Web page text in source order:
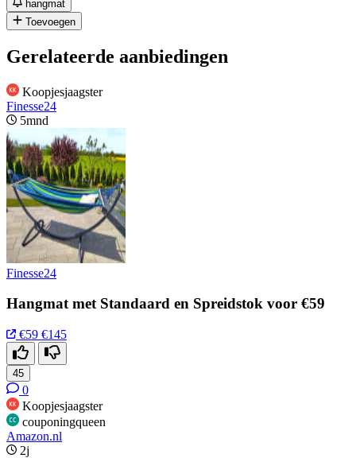
hangmat
Toevoegen
Gerelateerde aanbiedingen
Koopjesjaagster
Finesse24
5mnd
Finesse24
Hangmat met Standaard en Spreidstok voor €59
€59 €145
45
0
Koopjesjaagster
couponingqueen
Amazon.nl
2j